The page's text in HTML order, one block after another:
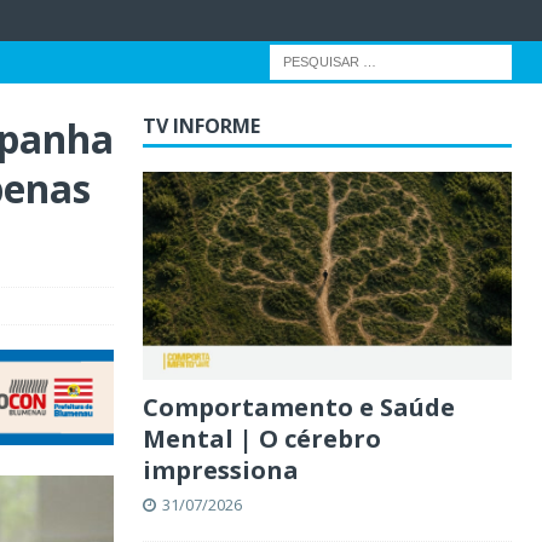
TV INFORME
Comportamento e Saúde
Mental | O cérebro
impressiona
31/07/2026